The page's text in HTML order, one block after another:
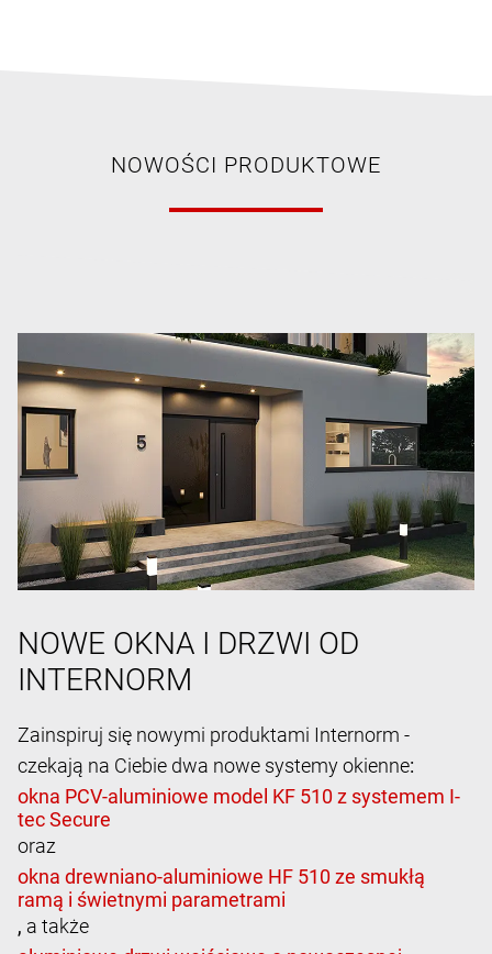
NOWOŚCI PRODUKTOWE
NOWE OKNA I DRZWI OD
INTERNORM
Zainspiruj się nowymi produktami Internorm -
czekają na Ciebie dwa nowe systemy okienne:
oraz
, a także